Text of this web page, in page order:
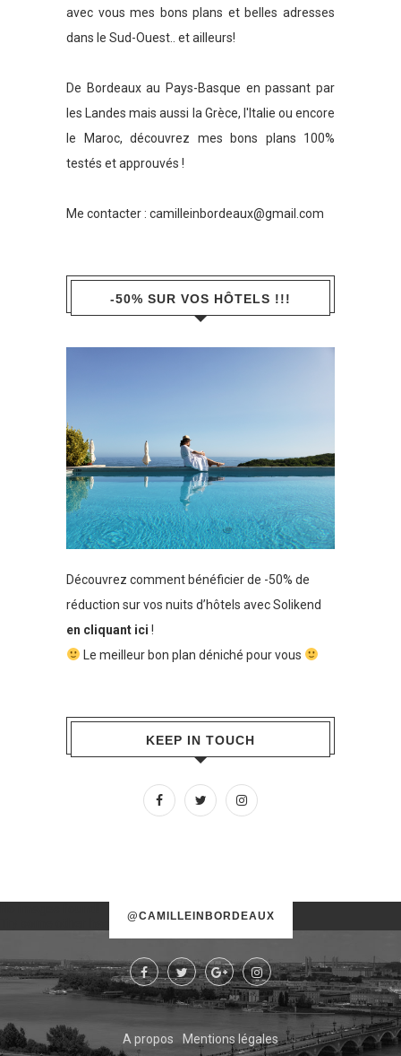
avec vous mes bons plans et belles adresses
dans le Sud-Ouest.. et ailleurs!
De Bordeaux au Pays-Basque en passant par
les Landes mais aussi la Grèce, l'Italie ou encore
le Maroc, découvrez mes bons plans 100%
testés et approuvés !
Me contacter : camilleinbordeaux@gmail.com
-50% SUR VOS HÔTELS !!!
Découvrez comment bénéficier de -50% de
réduction sur vos nuits d’hôtels avec Solikend
en cliquant ici !
Le meilleur bon plan déniché pour vous
KEEP IN TOUCH
@CAMILLEINBORDEAUX
Try some other hashtag or username
A propos Mentions légales